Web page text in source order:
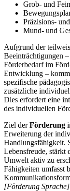
Grob- und
Präzisions-
Mund- und
Aufgrund der
Beeinträchtigungen
Förderbedarf im
Entwicklung –
spezifische
zusätzliche
Dies erfordert eine
des individuellen
Ziel derFörderung
Erweiterung der
Handlungsfähigkeit.
Lebensfreude, stärkt
Umwelt aktiv zu
Fähigkeiten umfasst
[Förderung Sprache]